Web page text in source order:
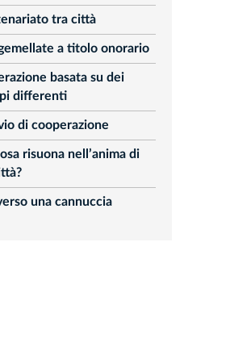
tra città
a titolo onorario
basata su dei
differenti
di cooperazione
risuona nell’anima di
una cannuccia